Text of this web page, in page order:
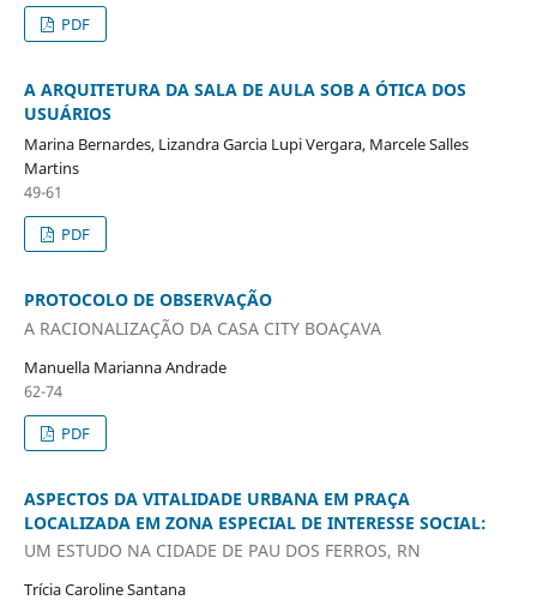
PDF
A ARQUITETURA DA SALA DE AULA SOB A ÓTICA DOS
USUÁRIOS
Marina Bernardes, Lizandra Garcia Lupi Vergara, Marcele Salles
Martins
49-61
PDF
PROTOCOLO DE OBSERVAÇÃO
A RACIONALIZAÇÃO DA CASA CITY BOAÇAVA
Manuella Marianna Andrade
62-74
PDF
ASPECTOS DA VITALIDADE URBANA EM PRAÇA
LOCALIZADA EM ZONA ESPECIAL DE INTERESSE SOCIAL:
UM ESTUDO NA CIDADE DE PAU DOS FERROS, RN
Trícia Caroline Santana